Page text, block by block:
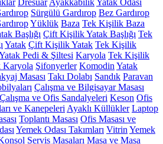
Dresuar AyakkabılıkYatak Odası
Sürgülü Gardırop Bez Gardırop
Yüklük Baza Tek Kişilik Baza
Başlığı Çift Kişilik Yatak Başlığı Tek
Yatak Çift Kişilik Yatak Tek Kişilik
Pedi & Şiltesi Karyola Tek Kişilik
Şifonyerler Komodin Yatak
Masası Takı Dolabı Sandık Paravan
Çalışma ve Bilgisayar Masası
Çalışma ve Ofis Sandalyeleri Keson Ofis
ve Kanepeleri Ayaklı Küllükler Laptop
Toplantı Masası Ofis Masası ve
Yemek Odası Takımları Vitrin Yemek
Servis Masaları Masa ve Masa